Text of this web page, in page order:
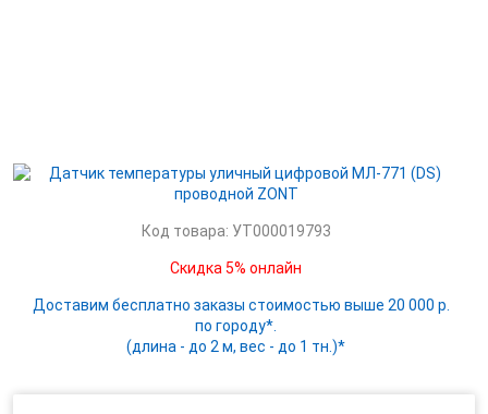
Код товара: УТ000019793
Скидка 5% онлайн
Доставим бесплатно заказы стоимостью выше 20 000 р.
по городу*.
(длина - до 2 м, вес - до 1 тн.)*